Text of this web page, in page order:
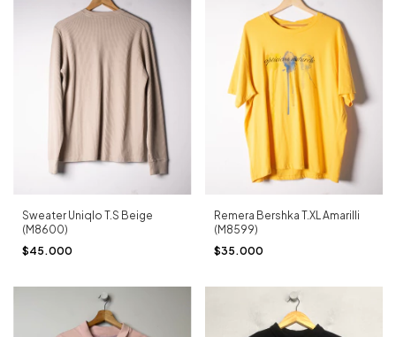
Sweater Uniqlo T.S Beige
(M8600)
$45.000
Remera Bershka T.XL Amarilli
(M8599)
$35.000